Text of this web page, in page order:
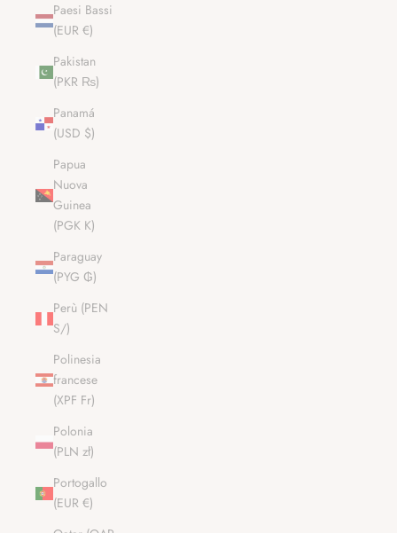
Paesi Bassi
(EUR €)
Pakistan
(PKR ₨)
Panamá
(USD $)
Papua
Nuova
Guinea
(PGK K)
Paraguay
(PYG ₲)
Perù (PEN
S/)
Polinesia
francese
(XPF Fr)
Polonia
(PLN zł)
Portogallo
(EUR €)